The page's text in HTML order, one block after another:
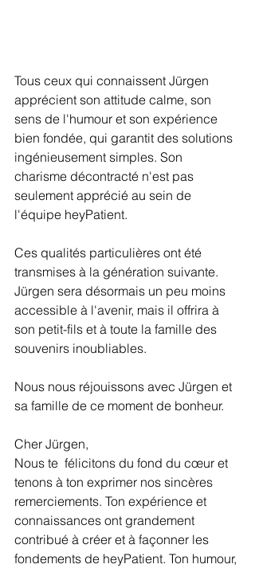
Tous ceux qui connaissent Jürgen
apprécient son attitude calme, son
sens de l'humour et son expérience
bien fondée, qui garantit des solutions
ingénieusement simples. Son
charisme décontracté n'est pas
seulement apprécié au sein de
l'équipe heyPatient.
Ces qualités particulières ont été
transmises à la génération suivante.
Jürgen sera désormais un peu moins
accessible à l'avenir, mais il offrira à
son petit-fils et à toute la famille des
souvenirs inoubliables.
Nous nous réjouissons avec Jürgen et
sa famille de ce moment de bonheur.
Cher Jürgen,
Nous te  félicitons du fond du cœur et
tenons à ton exprimer nos sincères
remerciements. Ton expérience et
connaissances ont grandement
contribué à créer et à façonner les
fondements de heyPatient. Ton humour,